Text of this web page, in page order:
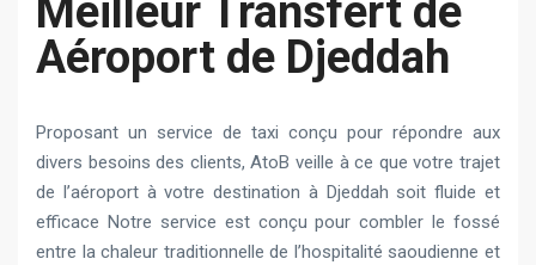
Meilleur Transfert de
Aéroport de Djeddah
Proposant un service de taxi conçu pour répondre aux
divers besoins des clients, AtoB veille à ce que votre trajet
de l’aéroport à votre destination à Djeddah soit fluide et
efficace Notre service est conçu pour combler le fossé
entre la chaleur traditionnelle de l’hospitalité saoudienne et